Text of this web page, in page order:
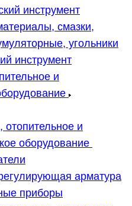
инструмент
смазки,
угольники
инструмент
и
и
оборудование
арматура
приборы